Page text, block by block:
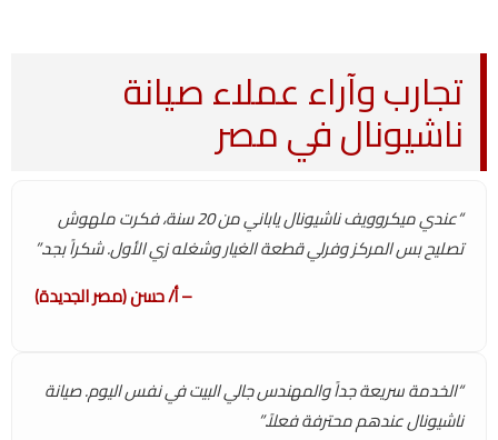
تجارب وآراء عملاء صيانة
ناشيونال في مصر
“عندي ميكروويف ناشيونال ياباني من 20 سنة، فكرت ملهوش
تصليح بس المركز وفرلي قطعة الغيار وشغله زي الأول. شكراً بجد.”
– أ/ حسن (مصر الجديدة)
“الخدمة سريعة جداً والمهندس جالي البيت في نفس اليوم. صيانة
ناشيونال عندهم محترفة فعلاً.”